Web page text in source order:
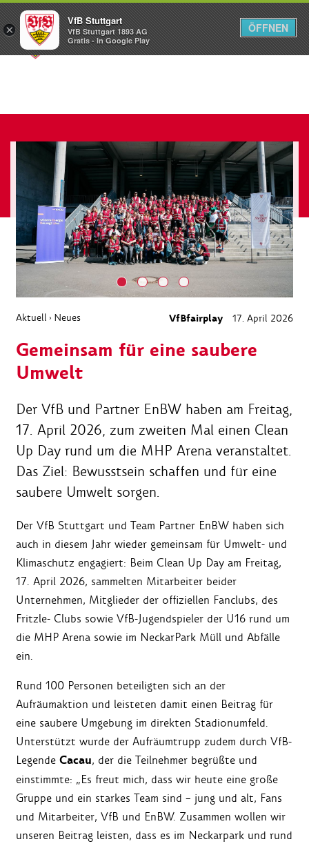
Menü
Aktuell › Neues VfBfairplay 17. April 2026
Gemeinsam für eine saubere
Umwelt
Der VfB und Partner EnBW haben am Freitag,
17. April 2026, zum zweiten Mal einen Clean
Up Day rund um die MHP Arena veranstaltet.
Das Ziel: Bewusstsein schaffen und für eine
saubere Umwelt sorgen.
Der VfB Stuttgart und Team Partner EnBW haben sich
auch in diesem Jahr wieder gemeinsam für Umwelt- und
Klimaschutz engagiert: Beim Clean Up Day am Freitag,
17. April 2026, sammelten Mitarbeiter beider
Unternehmen, Mitglieder der offiziellen Fanclubs, des
Fritzle- Clubs sowie VfB-Jugendspieler der U16 rund um
die MHP Arena sowie im NeckarPark Müll und Abfälle
ein.
Rund 100 Personen beteiligten sich an der
Aufräumaktion und leisteten damit einen Beitrag für
eine saubere Umgebung im direkten Stadionumfeld.
Unterstützt wurde der Aufräumtrupp zudem durch VfB-
Legende Cacau, der die Teilnehmer begrüßte und
einstimmte: „Es freut mich, dass wir heute eine große
Gruppe und ein starkes Team sind – jung und alt, Fans
und Mitarbeiter, VfB und EnBW. Zusammen wollen wir
unseren Beitrag leisten, dass es im Neckarpark und rund
×
VfB Stuttgart
VfB Stuttgart 1893 AG
Gratis - In Google Play
ÖFFNEN